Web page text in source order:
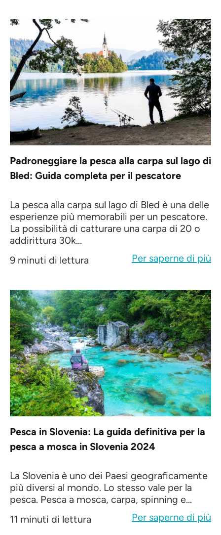
Padroneggiare la pesca alla carpa sul lago di
Bled: Guida completa per il pescatore
La pesca alla carpa sul lago di Bled è una delle
esperienze più memorabili per un pescatore.
La possibilità di catturare una carpa di 20 o
addirittura 30k...
9 minuti di lettura
Per saperne di più
Pesca in Slovenia: La guida definitiva per la
pesca a mosca in Slovenia 2024
La Slovenia è uno dei Paesi geograficamente
più diversi al mondo. Lo stesso vale per la
pesca. Pesca a mosca, carpa, spinning e...
11 minuti di lettura
Per saperne di più